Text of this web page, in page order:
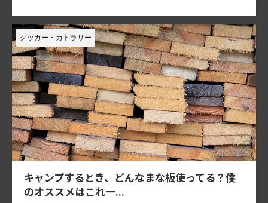
クッカー・カトラリー
キャンプするとき、どんなまな板使ってる？僕
のオススメはこれ一...